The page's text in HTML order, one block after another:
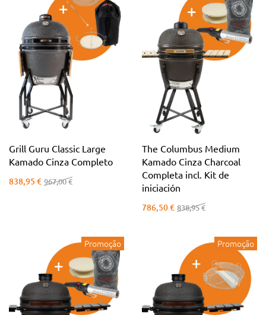
Grill Guru Classic Large
Kamado Cinza Completo
838,95 € 967,00 €
The Columbus Medium
Kamado Cinza Charcoal
Completa incl. Kit de
iniciación
786,50 € 838,95 €
Promoção Promoção